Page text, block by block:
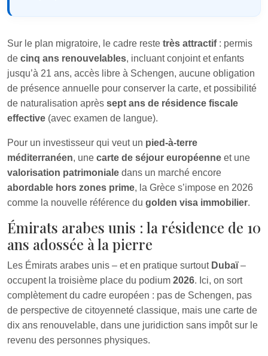
Sur le plan migratoire, le cadre reste très attractif: permis
de cinq ans renouvelables, incluant conjoint et enfants
jusqu’à 21 ans, accès libre à Schengen, aucune obligation
de présence annuelle pour conserver la carte, et possibilité
de naturalisation après sept ans de résidence fiscale
effective (avec examen de langue).
Pour un investisseur qui veut un pied-à-terre
méditerranéen, une carte de séjour européenne et une
valorisation patrimoniale dans un marché encore
abordable hors zones prime, la Grèce s’impose en 2026
comme la nouvelle référence du golden visa immobilier.
Émirats arabes unis : la résidence de 10
ans adossée à la pierre
Les Émirats arabes unis – et en pratique surtout Dubaï–
occupent la troisième place du podium 2026. Ici, on sort
complètement du cadre européen : pas de Schengen, pas
de perspective de citoyenneté classique, mais une carte de
dix ans renouvelable, dans une juridiction sans impôt sur le
revenu des personnes physiques.